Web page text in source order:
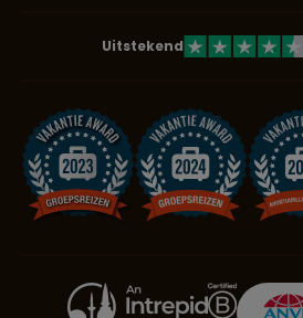
Uitstekend